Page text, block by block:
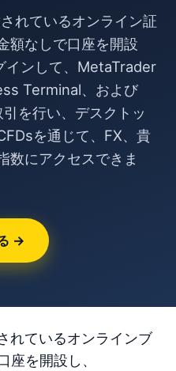
れているオンライン証
額なしで口座を開設
インして、MetaTrader
Terminal、および
を行い、デスクトッ
を通じて、FX、貴
数にアクセスできま
→
れているオンラインブ
座を開設し、